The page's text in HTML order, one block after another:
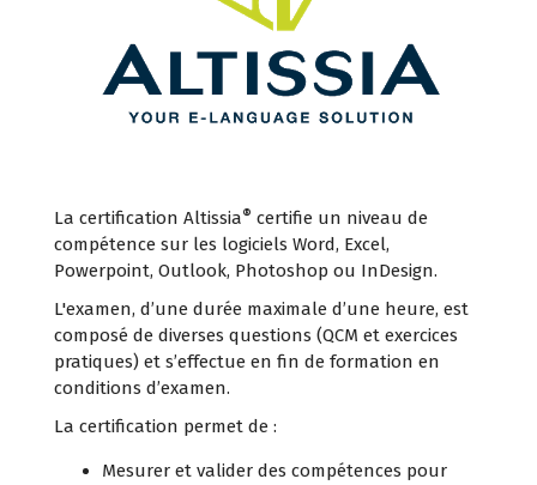
La certification Altissia® certifie un niveau de
compétence sur les logiciels Word, Excel,
Powerpoint, Outlook, Photoshop ou InDesign.
L'examen, d’une durée maximale d’une heure, est
composé de diverses questions (QCM et exercices
pratiques) et s’effectue en fin de formation en
conditions d’examen.
La certification permet de :
Mesurer et valider des compétences pour